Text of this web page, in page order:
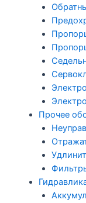
Прочее